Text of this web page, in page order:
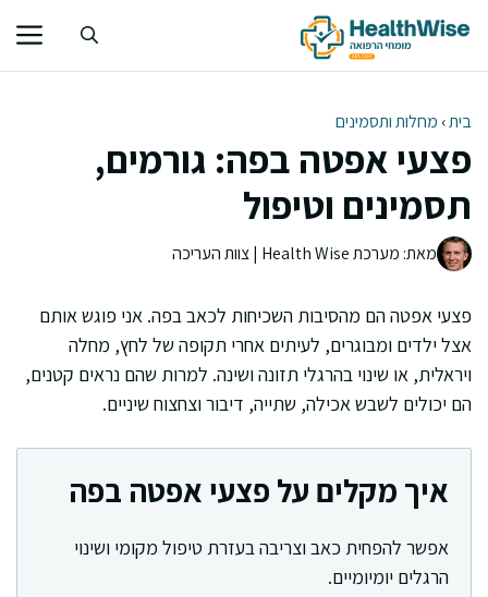
לתוכן
בית› מחלות ותסמינים
פצעי אפטה בפה: גורמים,
תסמינים וטיפול
מאת: מערכת Health Wise | צוות העריכה
פצעי אפטה הם מהסיבות השכיחות לכאב בפה. אני פוגש אותם
אצל ילדים ומבוגרים, לעיתים אחרי תקופה של לחץ, מחלה
ויראלית, או שינוי בהרגלי תזונה ושינה. למרות שהם נראים קטנים,
הם יכולים לשבש אכילה, שתייה, דיבור וצחצוח שיניים.
איך מקלים על פצעי אפטה בפה
אפשר להפחית כאב וצריבה בעזרת טיפול מקומי ושינוי
הרגלים יומיומיים.